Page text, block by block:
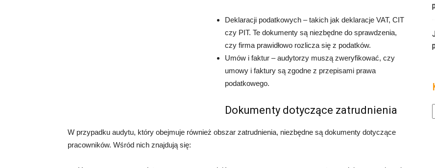
Deklaracji podatkowych – takich jak deklaracje VAT, CIT
czy PIT. Te dokumenty są niezbędne do sprawdzenia,
czy firma prawidłowo rozlicza się z podatków.
Umów i faktur – audytorzy muszą zweryfikować, czy
umowy i faktury są zgodne z przepisami prawa
podatkowego.
Dokumenty dotyczące zatrudnienia
W przypadku audytu, który obejmuje również obszar zatrudnienia, niezbędne są dokumenty dotyczące
pracowników. Wśród nich znajdują się: